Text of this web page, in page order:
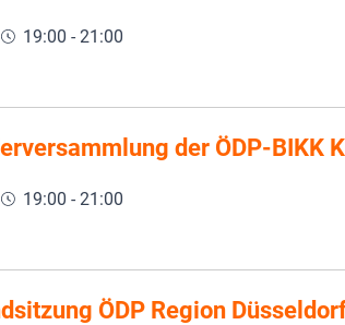
19:00 - 21:00
der ÖDP-BIKK
19:00 - 21:00
ÖDP Region